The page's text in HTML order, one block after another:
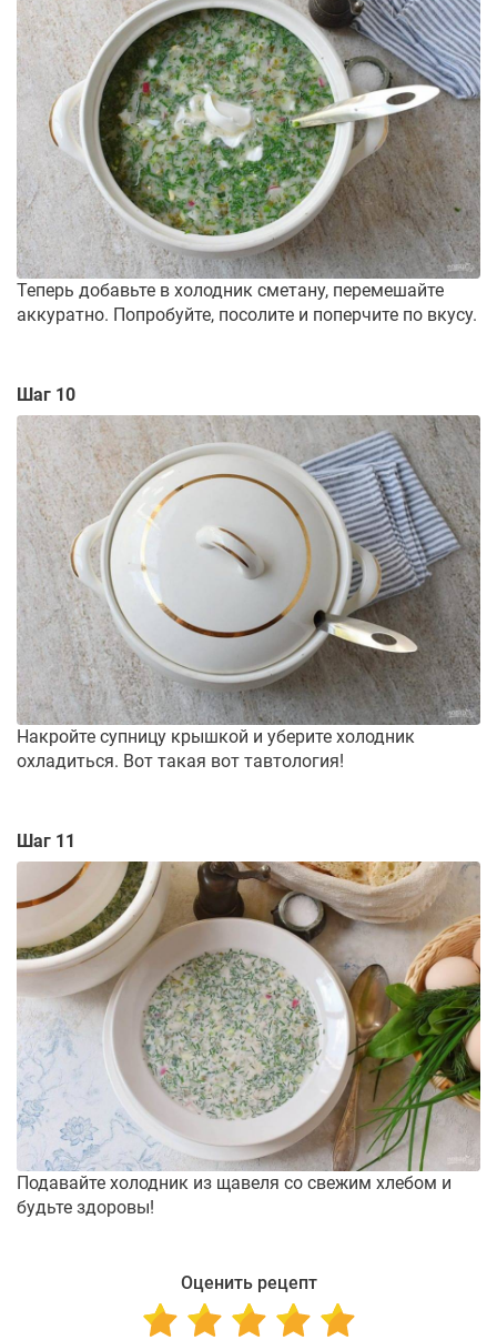
Теперь добавьте в холодник сметану, перемешайте
аккуратно. Попробуйте, посолите и поперчите по вкусу.
Шаг 10
Накройте супницу крышкой и уберите холодник
охладиться. Вот такая вот тавтология!
Шаг 11
Подавайте холодник из щавеля со свежим хлебом и
будьте здоровы!
Оценить рецепт